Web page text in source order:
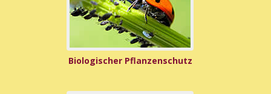
Biologischer Pflanzenschutz